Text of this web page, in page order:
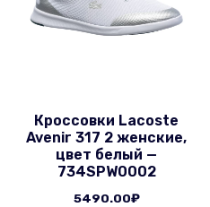
Кроссовки Lacoste
Avenir 317 2 женские,
цвет белый —
734SPW0002
5490.00₽